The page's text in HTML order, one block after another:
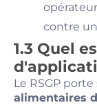
contre
1.3 Quel
Le RSGP
alimentaires